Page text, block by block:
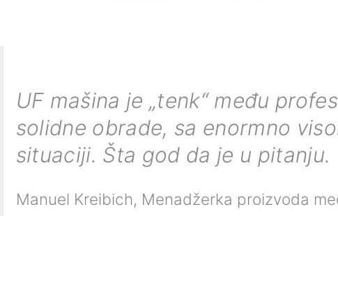
UF mašina je „tenk“ među
solidne obrade, sa enormno
situaciji. Šta god da je u pitanju.
Manuel Kreibich, Menadžerka proizvoda